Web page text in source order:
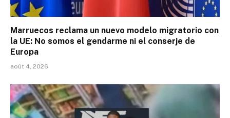
Marruecos reclama un nuevo modelo migratorio con
la UE: No somos el gendarme ni el conserje de
Europa
août 4, 2026